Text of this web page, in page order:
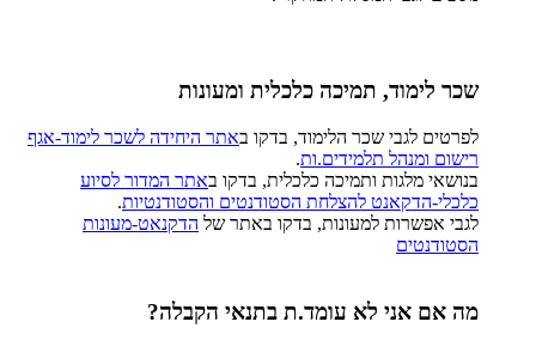
שכר לימוד, תמיכה כלכלית ומעונות
לפרטים לגבי שכר הלימוד, בדקו באתר היחידה לשכר לימוד-אגף
רישום ומנהל תלמידים.ות.
בנושאי מלגות ותמיכה כלכלית, בדקו באתר המדור לסיוע
כלכלי-הדקאנט להצלחת הסטודנטים והסטודנטיות.
לגבי אפשרות למעונות, בדקו באתר של הדקנאט-מעונות
הסטודנטים
מה אם אני לא עומד.ת בתנאי הקבלה?